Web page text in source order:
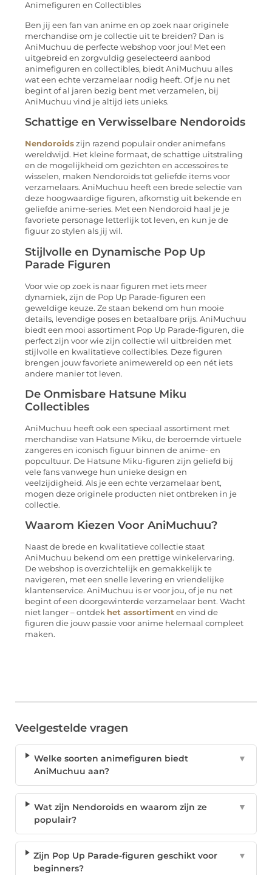
Animefiguren en Collectibles
Ben jij een fan van anime en op zoek naar originele
merchandise om je collectie uit te breiden? Dan is
AniMuchuu de perfecte webshop voor jou! Met een
uitgebreid en zorgvuldig geselecteerd aanbod
animefiguren en collectibles, biedt AniMuchuu alles
wat een echte verzamelaar nodig heeft. Of je nu net
begint of al jaren bezig bent met verzamelen, bij
AniMuchuu vind je altijd iets unieks.
Schattige en Verwisselbare Nendoroids
Nendoroids zijn razend populair onder animefans
wereldwijd. Het kleine formaat, de schattige uitstraling
en de mogelijkheid om gezichten en accessoires te
wisselen, maken Nendoroids tot geliefde items voor
verzamelaars. AniMuchuu heeft een brede selectie van
deze hoogwaardige figuren, afkomstig uit bekende en
geliefde anime-series. Met een Nendoroid haal je je
favoriete personage letterlijk tot leven, en kun je de
figuur zo stylen als jij wil.
Stijlvolle en Dynamische Pop Up
Parade Figuren
Voor wie op zoek is naar figuren met iets meer
dynamiek, zijn de Pop Up Parade-figuren een
geweldige keuze. Ze staan bekend om hun mooie
details, levendige poses en betaalbare prijs. AniMuchuu
biedt een mooi assortiment Pop Up Parade-figuren, die
perfect zijn voor wie zijn collectie wil uitbreiden met
stijlvolle en kwalitatieve collectibles. Deze figuren
brengen jouw favoriete animewereld op een nét iets
andere manier tot leven.
De Onmisbare Hatsune Miku
Collectibles
AniMuchuu heeft ook een speciaal assortiment met
merchandise van Hatsune Miku, de beroemde virtuele
zangeres en iconisch figuur binnen de anime- en
popcultuur. De Hatsune Miku-figuren zijn geliefd bij
vele fans vanwege hun unieke design en
veelzijdigheid. Als je een echte verzamelaar bent,
mogen deze originele producten niet ontbreken in je
collectie.
Waarom Kiezen Voor AniMuchuu?
Naast de brede en kwalitatieve collectie staat
AniMuchuu bekend om een prettige winkelervaring.
De webshop is overzichtelijk en gemakkelijk te
navigeren, met een snelle levering en vriendelijke
klantenservice. AniMuchuu is er voor jou, of je nu net
begint of een doorgewinterde verzamelaar bent. Wacht
niet langer – ontdek het assortiment en vind de
figuren die jouw passie voor anime helemaal compleet
maken.
Veelgestelde vragen
Welke soorten animefiguren biedt
AniMuchuu aan?
▼
Wat zijn Nendoroids en waarom zijn ze
populair?
▼
Zijn Pop Up Parade-figuren geschikt voor
beginners?
▼